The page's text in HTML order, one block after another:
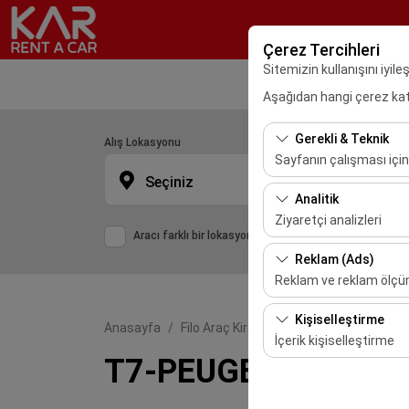
Çerez Tercihleri
Sitemizin kullanışını
Aşağıdan hangi çerez
Gerekli & Teknik
Sayfanın çalışması
Bu çerezler sitenin
bırakılamaz.
Analitik
Ziyaretçi analizleri
Bu çerezler, sitemizin
etmemizi sağlar. Bu
kullanılır.
Reklam (Ads)
Reklam ve reklam
Bu çerezler, size ilgi
etkinliğini (gösterim
Kişiselleştirme
İçerik kişiselleştirme
deneyiminizin
Alış Lokasyonu
Seçiniz
Aracı farklı bir lokasyona bırakacağım
Anasayfa Filo Araç Kiralama T7-PEUGEOT
T7-PEUGEOT 5008